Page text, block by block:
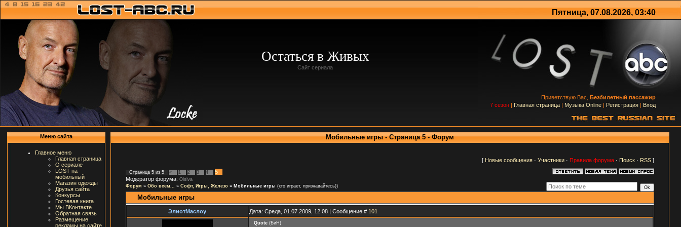
Пятница, 07.08.2026, 03:40
Остаться в Живых
Сайт сериала
Приветствую Вас, Безбилетный пассажир
7 сезон | Главная страница | Музыка Online | Регистрация | Вход
Меню сайта
Главное меню
Главная страница
О сериале
LOST на
мобильный
Магазин одежды
Друзья сайта
Конкурсы
Гостевая книга
Мы ВКонтакте
Обратная связь
Размещение
рекламы на сайте
Мобильные игры - Страница 5 - Форум
[ Новые сообщения· Участники· Правила форума· Поиск· RSS]
Страница 5из 5 « 1 2 3 4
5
Модератор форума: Olsiva
Форум » Обо всём... » Софт, Игры, Железо » Мобильные игры (кто играет, признавайтесь))
Мобильные игры
ЭлиотМаслоу Дата: Среда, 01.07.2009, 12:08 | Сообщение # 101
Quote(БиН )